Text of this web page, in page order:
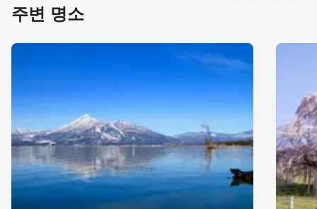
주변 명소